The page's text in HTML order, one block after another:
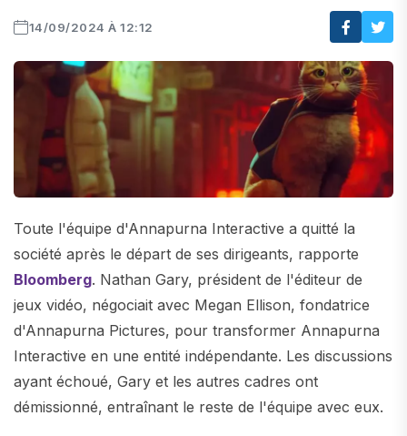
14/09/2024 À 12:12
Toute l'équipe d'Annapurna Interactive a quitté la
société après le départ de ses dirigeants, rapporte
Bloomberg. Nathan Gary, président de l'éditeur de
jeux vidéo, négociait avec Megan Ellison, fondatrice
d'Annapurna Pictures, pour transformer Annapurna
Interactive en une entité indépendante. Les discussions
ayant échoué, Gary et les autres cadres ont
démissionné, entraînant le reste de l'équipe avec eux.